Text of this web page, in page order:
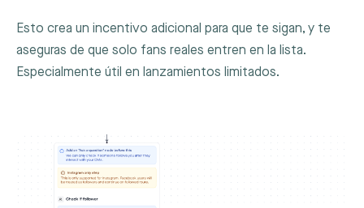
Esto crea un incentivo adicional para que te sigan, y te
aseguras de que solo fans reales entren en la lista.
Especialmente útil en lanzamientos limitados.